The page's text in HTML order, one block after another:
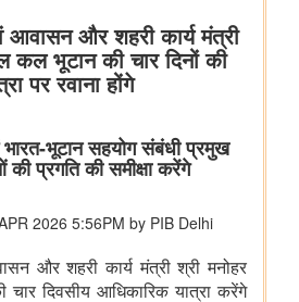
ऐतिहासिक भारत छोड़ो आंदोलन की 84वीं वर्षगांठ
पौधे
एक वैश्विक केंद्र के रूप में
सेवाओं की प्रगति